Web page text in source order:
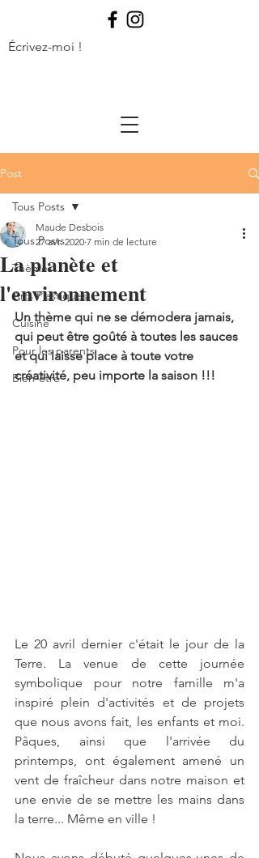
Écrivez-moi !
Post
Tous Posts
Thèmes
Arts Plastiques
Cuisine
Pour les parents
Bien-être
Tous Posts
La planète et
l'environnement
Maude Desbois
27 avr. 2020 7 min de lecture
Un thème qui ne se démodera jamais,
qui peut être goûté à toutes les sauces
et qui laisse place à toute votre
créativité, peu importe la saison !!!
Le 20 avril dernier c'était le jour de la
Terre. La venue de cette journée
symbolique pour notre famille m'a
inspiré plein d'activités et de projets
que nous avons fait, les enfants et moi.
Pâques, ainsi que l'arrivée du
printemps, ont également amené un
vent de fraîcheur dans notre maison et
une envie de se mettre les mains dans
la terre... Même en ville !